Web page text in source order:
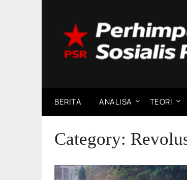
BERITA ANALISA TEORI
Category: